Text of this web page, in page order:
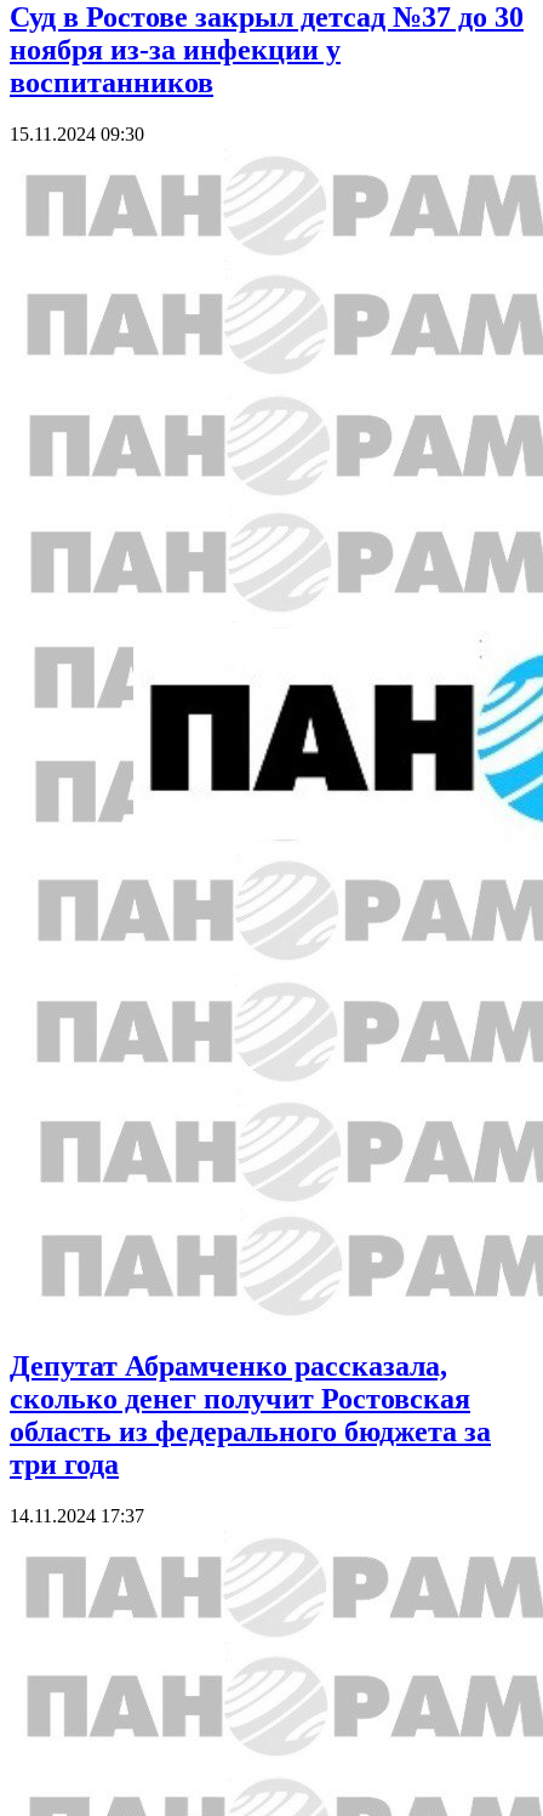
Суд в Ростове закрыл детсад №37 до 30
ноября из-за инфекции у
воспитанников
15.11.2024 09:30
Депутат Абрамченко рассказала,
сколько денег получит Ростовская
область из федерального бюджета за
три года
14.11.2024 17:37